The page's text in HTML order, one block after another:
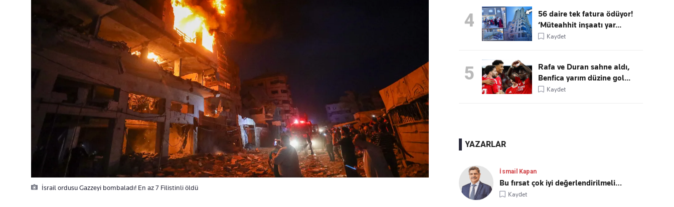
İsrail ordusu Gazzeyi bombaladı! En az 7 Filistinli öldü
4
56 daire tek fatura ödüyor!
‘Müteahhit inşaatı yar...
Kaydet
5
Rafa ve Duran sahne aldı,
Benfica yarım düzine gol...
Kaydet
YAZARLAR
İsmail Kapan
Bu fırsat çok iyi değerlendirilmeli…
Kaydet